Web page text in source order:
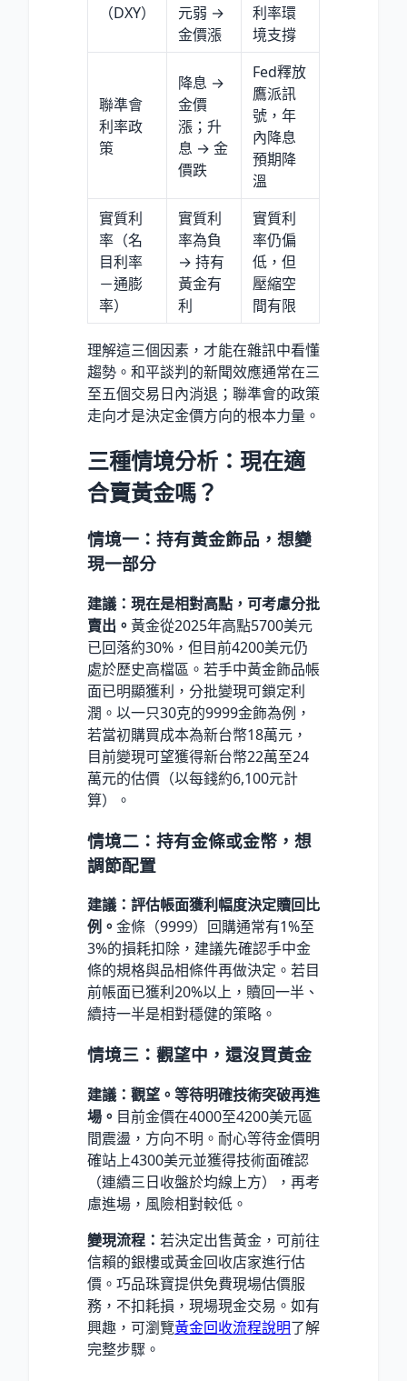
（DXY）
元弱 →
金價漲
利率環
境支撐
聯準會
利率政
策
降息 →
金價
漲；升
息 → 金
價跌
Fed釋放
鷹派訊
號，年
內降息
預期降
溫
實質利
率（名
目利率
－通膨
率）
實質利
率為負
→ 持有
黃金有
利
實質利
率仍偏
低，但
壓縮空
間有限
理解這三個因素，才能在雜訊中看懂
趨勢。和平談判的新聞效應通常在三
至五個交易日內消退；聯準會的政策
走向才是決定金價方向的根本力量。
三種情境分析：現在適
合賣黃金嗎？
情境一：持有黃金飾品，想變
現一部分
建議：現在是相對高點，可考慮分批
賣出。 黃金從2025年高點5700美元
已回落約30%，但目前4200美元仍
處於歷史高檔區。若手中黃金飾品帳
面已明顯獲利，分批變現可鎖定利
潤。以一只30克的9999金飾為例，
若當初購買成本為新台幣18萬元，
目前變現可望獲得新台幣22萬至24
萬元的估價（以每錢約6,100元計
算）。
情境二：持有金條或金幣，想
調節配置
建議：評估帳面獲利幅度決定贖回比
例。 金條（9999）回購通常有1%至
3%的損耗扣除，建議先確認手中金
條的規格與品相條件再做決定。若目
前帳面已獲利20%以上，贖回一半、
續持一半是相對穩健的策略。
情境三：觀望中，還沒買黃金
建議：觀望。等待明確技術突破再進
場。 目前金價在4000至4200美元區
間震盪，方向不明。耐心等待金價明
確站上4300美元並獲得技術面確認
（連續三日收盤於均線上方），再考
慮進場，風險相對較低。
變現流程： 若決定出售黃金，可前往
信賴的銀樓或黃金回收店家進行估
價。巧品珠寶提供免費現場估價服
務，不扣耗損，現場現金交易。如有
興趣，可瀏覽黃金回收流程說明了解
完整步驟。